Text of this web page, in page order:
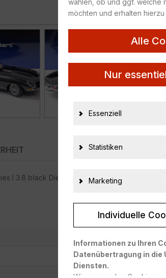
I 3.8 black Die-Cast 73605
wählen, ob und ggf. welche
möchten und erhalten
Alle
Nur
Essenziell
Statistiken
Marketing
Individuelle
Informationen zu Ihren
Datenübertragung in die
Diensten.